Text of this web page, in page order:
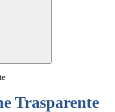
Trasparente